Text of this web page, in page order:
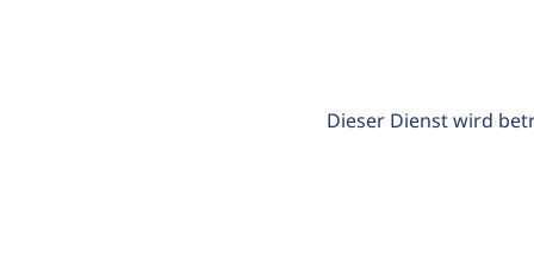
Dieser Dienst wird